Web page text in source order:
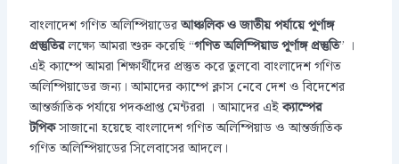
বাংলাদেশ গণিত অলিম্পিয়াডেরআঞ্চলিক ও জাতীয় পর্যায়ে পূর্ণাঙ্গ
প্রস্তুতিরলক্ষ্যে আমরা শুরু করেছি “গণিত অলিম্পিয়াড পূর্ণাঙ্গ প্রস্তুতি” ।
এই ক্যাম্পে আমরা শিক্ষার্থীদের প্রস্তুত করে তুলবো বাংলাদেশ গণিত
অলিম্পিয়াডের জন্য। আমাদের ক্যাম্পে ক্লাস নেবে দেশ ও বিদেশের
আন্তর্জাতিক পর্যায়ে পদকপ্রাপ্ত মেন্টররা । আমাদের এইক্যাম্পের
টপিকসাজানো হয়েছে বাংলাদেশ গণিত অলিম্পিয়াড ও আন্তর্জাতিক
গণিত অলিম্পিয়াডের সিলেবাসের আদলে।